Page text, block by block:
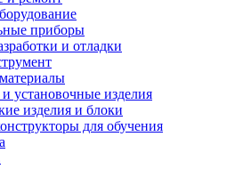
приборы
и отладки
установочные изделия
изделия и блоки
для обучения